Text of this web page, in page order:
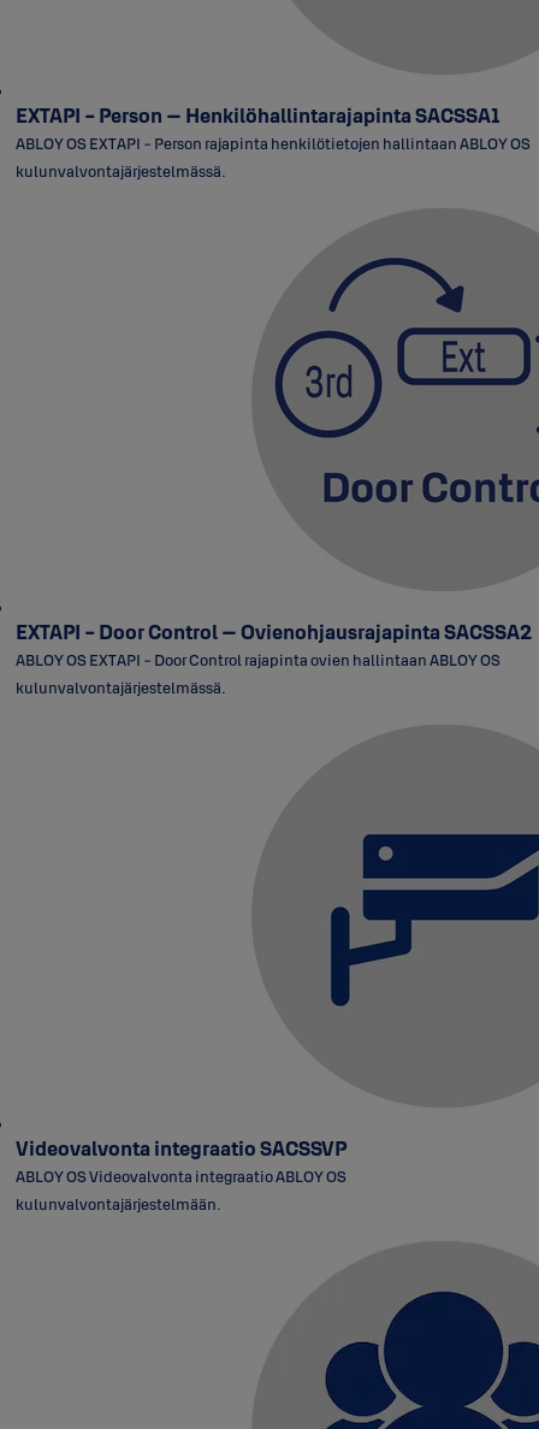
EXTAPI - Person – Henkilöhallintarajapinta SACSSA1
ABLOY OS EXTAPI - Person rajapinta henkilötietojen hallintaan ABLOY OS
kulunvalvontajärjestelmässä.
EXTAPI - Door Control – Ovienohjausrajapinta SACSSA2
ABLOY OS EXTAPI - Door Control rajapinta ovien hallintaan ABLOY OS
kulunvalvontajärjestelmässä.
Videovalvonta integraatio SACSSVP
ABLOY OS Videovalvonta integraatio ABLOY OS
kulunvalvontajärjestelmään.